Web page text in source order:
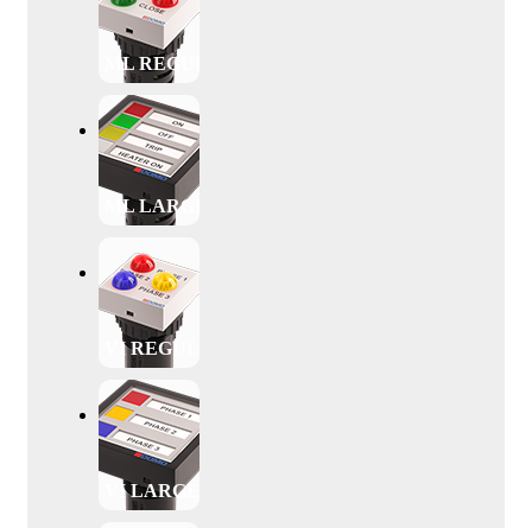
ML REGULAR
ML LARGE
VI REGULAR
VI LARGE